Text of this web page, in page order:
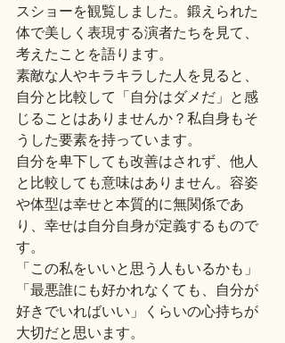
スショーを観覧しました。鍛えられた
体で美しく表現する演者たちを見て、
考えたことを語ります。
素敵な人やキラキラした人を見ると、
自分と比較して「自分はダメだ」と感
じることはありませんか？私自身もそ
うした要素を持っています。
自分を卑下しても改善はされず、他人
と比較しても意味はありません。容姿
や体型は幸せと本質的に無関係であ
り、幸せは自分自身が定義するもので
す。
「この私をいいと思う人もいるかも」
「最悪誰にも好かれなくても、自分が
好きでいればいい」くらいの心持ちが
大切だと思います。